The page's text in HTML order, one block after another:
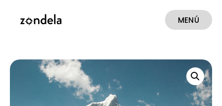
MENÚ